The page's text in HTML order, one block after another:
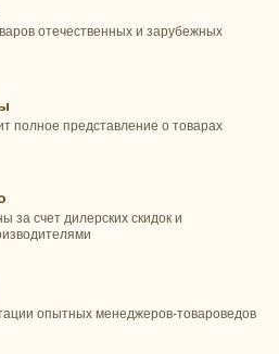
отечественных и зарубежных
полное представление о товарах
счет дилерских скидок и
опытных менеджеров-товароведов